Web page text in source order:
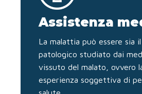
Assistenza
La malattia può essere sia
patologico studiato dai
vissuto del malato, ovvero
esperienza soggettiva di